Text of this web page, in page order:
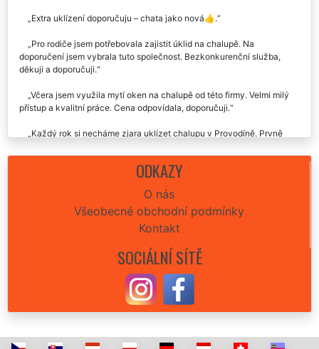
Extra uklízení doporučuju – chata jako nová👍.
Pro rodiče jsem potřebovala zajistit úklid na chalupě. Na
doporučení jsem vybrala tuto společnost. Bezkonkurenční služba,
děkuji a doporučuji.
Včera jsem využila mytí oken na chalupě od této firmy. Velmi milý
přístup a kvalitní práce. Cena odpovídala, doporučuji.
Každý rok si necháme zjara uklízet chalupu v Provodíně. Prvně
ODKAZY
O nás
Všeobecné obchodní podmínky
Kontakt
SOCIÁLNÍ SÍTĚ